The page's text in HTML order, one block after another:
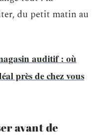
du petit matin au
auditif : où
près de chez vous
avant de